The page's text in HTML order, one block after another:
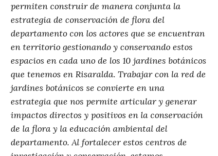
permiten construir de manera conjunta la
estrategia de conservación de flora del
departamento con los actores que se encuentran
en territorio gestionando y conservando estos
espacios en cada uno de los 10 jardines botánicos
que tenemos en Risaralda. Trabajar con la red de
jardines botánicos se convierte en una
estrategia que nos permite articular y generar
impactos directos y positivos en la conservación
de la flora y la educación ambiental del
departamento. Al fortalecer estos centros de